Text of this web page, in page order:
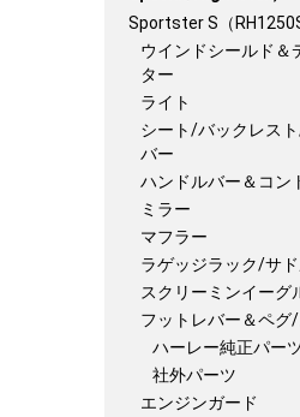
Sportster S（RH1250S
ウインドシールド＆
ター
ライト
シート/バックレス
バー
ハンドルバー＆コン
ミラー
マフラー
ラゲッジラック/サ
スクリーミンイーグ
フットレバー＆ペグ
ハーレー純正パー
社外パーツ
エンジンガード